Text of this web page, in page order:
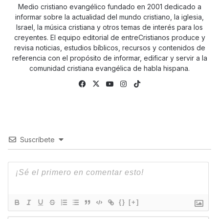
Medio cristiano evangélico fundado en 2001 dedicado a
informar sobre la actualidad del mundo cristiano, la iglesia,
Israel, la música cristiana y otros temas de interés para los
creyentes. El equipo editorial de entreCristianos produce y
revisa noticias, estudios bíblicos, recursos y contenidos de
referencia con el propósito de informar, edificar y servir a la
comunidad cristiana evangélica de habla hispana.
Facebook
X YouTubeInstagram
Suscríbete
{} [+]